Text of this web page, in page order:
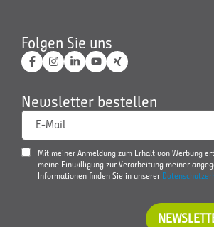
Folgen Sie uns
Newsletter bestellen
E-Mail
Mit meiner Anmeldung zum Erhalt von Werbung
meine Einwilligung zur Verarbeitung meiner
Informationen finden Sie in unserer